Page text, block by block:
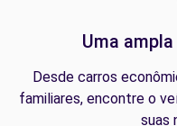
Uma
Desde carros
familiares, encontre o
suas